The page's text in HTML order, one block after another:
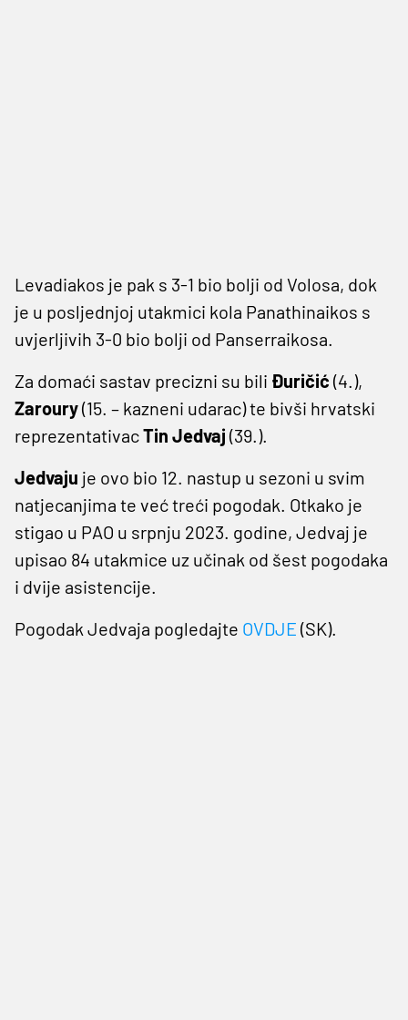
Levadiakos je pak s 3-1 bio bolji od Volosa, dok
je u posljednjoj utakmici kola Panathinaikos s
uvjerljivih 3-0 bio bolji od Panserraikosa.
Za domaći sastav precizni su bili Đuričić (4.),
Zaroury(15. – kazneni udarac) te bivši hrvatski
reprezentativacTin Jedvaj (39.).
Jedvaju je ovo bio 12. nastup u sezoni u svim
natjecanjima te već treći pogodak. Otkako je
stigao u PAO u srpnju 2023. godine, Jedvaj je
upisao 84 utakmice uz učinak od šest pogodaka
i dvije asistencije.
Pogodak Jedvaja pogledajte OVDJE (SK).